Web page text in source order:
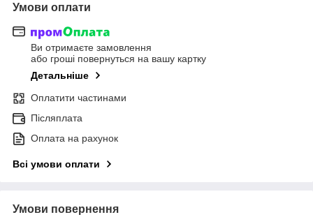
Умови оплати
Ви отримаєте замовлення
або гроші повернуться на вашу картку
Детальніше
Оплатити частинами
Післяплата
Оплата на рахунок
Всі умови оплати
Умови повернення